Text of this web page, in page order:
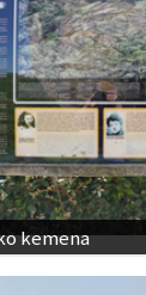
kemena